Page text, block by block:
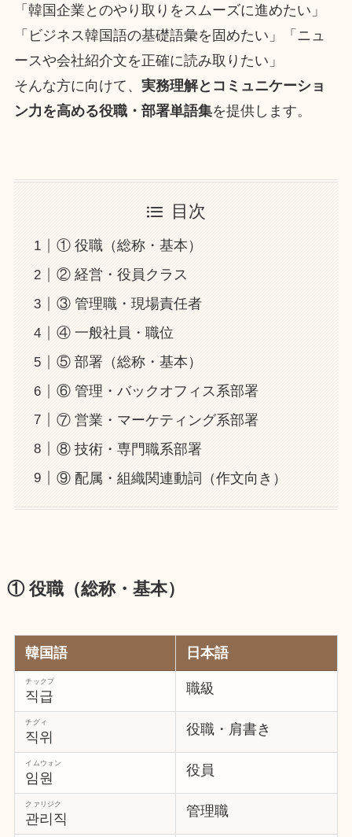
「韓国企業とのやり取りをスムーズに進めたい」
「ビジネス韓国語の基礎語彙を固めたい」「ニュ
ースや会社紹介文を正確に読み取りたい」
そんな方に向けて、 実務理解とコミュニケーショ
ン力を高める役職・部署単語集を提供します。
目次
① 役職（総称・基本）
② 経営・役員クラス
③ 管理職・現場責任者
④ 一般社員・職位
⑤ 部署（総称・基本）
⑥ 管理・バックオフィス系部署
⑦ 営業・マーケティング系部署
⑧ 技術・専門職系部署
⑨ 配属・組織関連動詞（作文向き）
① 役職（総称・基本）
韓国語 日本語
직급
チックプ 職級
직위
チグィ 役職・肩書き
임원
イムウォン 役員
관리직
クァリジク 管理職